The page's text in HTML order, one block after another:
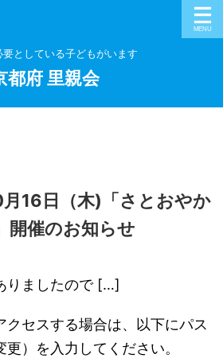
要としている子どもがいます
都府 里親会
月16日（木)「さとおやか
開催のお知らせ
りましたので […]
クセスする場合は、以下にパス
）を入力してください。